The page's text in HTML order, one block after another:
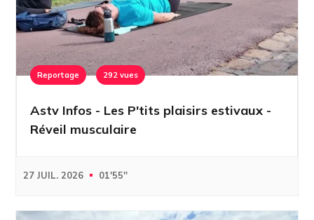
Reportage 292 vues
Astv Infos - Les P'tits plaisirs estivaux -
Réveil musculaire
27 JUIL. 2026 01'55''